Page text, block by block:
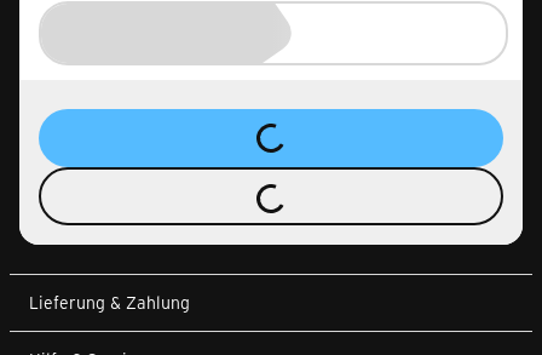
Lieferung & Zahlung